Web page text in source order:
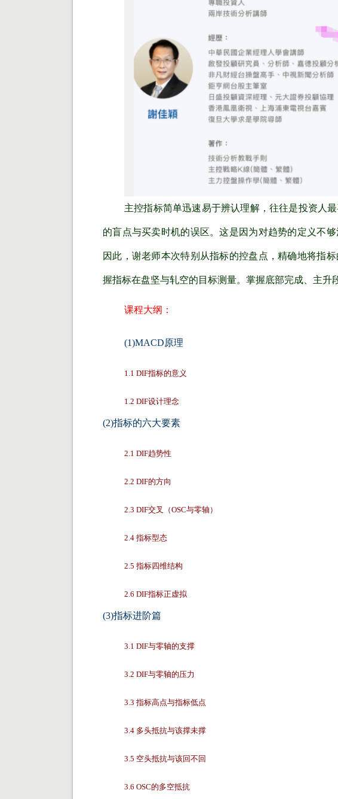
主控指标简单迅速易于辨认理解，往往是投资人
的盲点与买卖时机的误区。这是因为对趋势的定义不
因此，谢老师本次特别从指标的控盘点，精确地将指
握指标在盘坚与轧空的目标测量。掌握底部完成、主升
课程大纲：
(1)MACD原理
1.1 DIF指标的意义
1.2 DIF设计理念
(2)指标的六大要素
2.1 DIF趋势性
2.2 DIF的方向
2.3 DIF交叉（OSC与零轴）
2.4 指标型态
2.5 指标四维结构
2.6 DIF指标正虚拟
(3)指标进阶篇
3.1 DIF与零轴的支撑
3.2 DIF与零轴的压力
3.3 指标高点与指标低点
3.4 多头抵抗与该撑未撑
3.5 空头抵抗与该回不回
3.6 OSC的多空抵抗